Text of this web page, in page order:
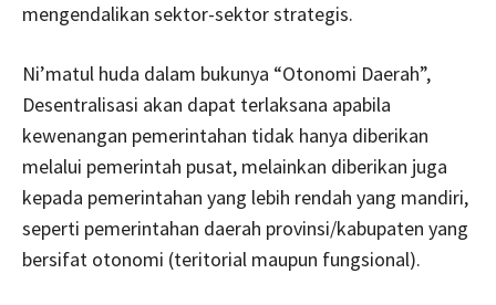
mengendalikan sektor-sektor strategis.
Ni’matul huda dalam bukunya “Otonomi Daerah”,
Desentralisasi akan dapat terlaksana apabila
kewenangan pemerintahan tidak hanya diberikan
melalui pemerintah pusat, melainkan diberikan juga
kepada pemerintahan yang lebih rendah yang mandiri,
seperti pemerintahan daerah provinsi/kabupaten yang
bersifat otonomi (teritorial maupun fungsional).